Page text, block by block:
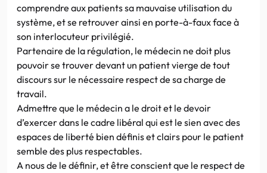
comprendre aux patients sa mauvaise utilisation du
système, et se retrouver ainsi en porte-à-faux face à
son interlocuteur privilégié.
Partenaire de la régulation, le médecin ne doit plus
pouvoir se trouver devant un patient vierge de tout
discours sur le nécessaire respect de sa charge de
travail.
Admettre que le médecin a le droit et le devoir
d’exercer dans le cadre libéral qui est le sien avec des
espaces de liberté bien définis et clairs pour le patient
semble des plus respectables.
A nous de le définir, et être conscient que le respect de